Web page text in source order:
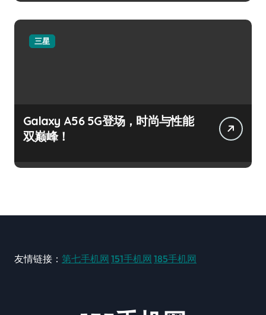
三星
Galaxy A56 5G登场，时尚与性能
双巅峰！
友情链接： 第七手机网 151手机网 185手机网